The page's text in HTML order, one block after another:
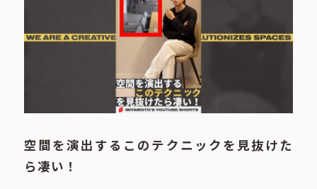
空間を演出するこのテクニックを見抜けた
ら凄い！